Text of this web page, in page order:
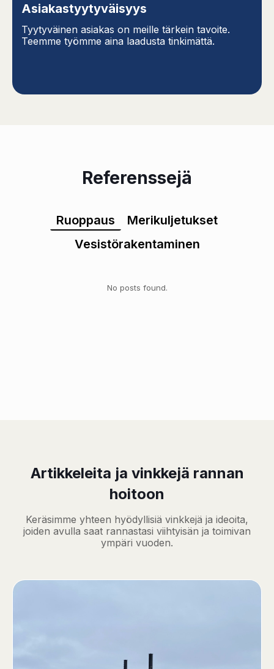
Asiakastyytyväisyys
Tyytyväinen asiakas on meille tärkein tavoite.
Teemme työmme aina laadusta tinkimättä.
Referenssejä
Ruoppaus
Merikuljetukset
Vesistörakentaminen
No posts found.
Artikkeleita ja vinkkejä rannan
hoitoon
Keräsimme yhteen hyödyllisiä vinkkejä ja ideoita,
joiden avulla saat rannastasi viihtyisän ja toimivan
ympäri vuoden.